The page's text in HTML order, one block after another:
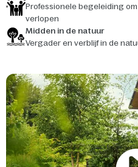
Professionele begeleiding
verlopen
Midden in de natuur
Vergader en verblijf in de